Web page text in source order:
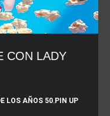
CON LADY
LOS AÑOS 50,PIN UP